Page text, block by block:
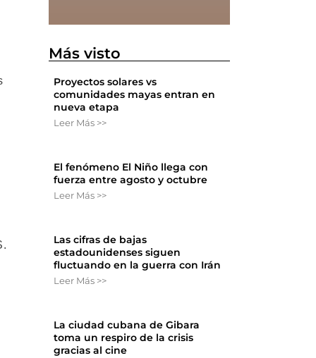
Más visto
Proyectos solares vs
comunidades mayas entran en
nueva etapa
Leer Más >>
El fenómeno El Niño llega con
fuerza entre agosto y octubre
Leer Más >>
Las cifras de bajas
estadounidenses siguen
fluctuando en la guerra con Irán
Leer Más >>
La ciudad cubana de Gibara
toma un respiro de la crisis
gracias al cine